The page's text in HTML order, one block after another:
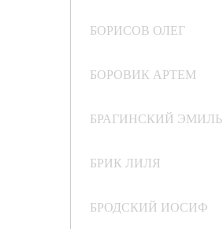
БОРИСОВ ОЛЕГ
БОРОВИК АРТЕМ
БРАГИНСКИЙ ЭМИЛЬ
БРИК ЛИЛЯ
БРОДСКИЙ ИОСИФ